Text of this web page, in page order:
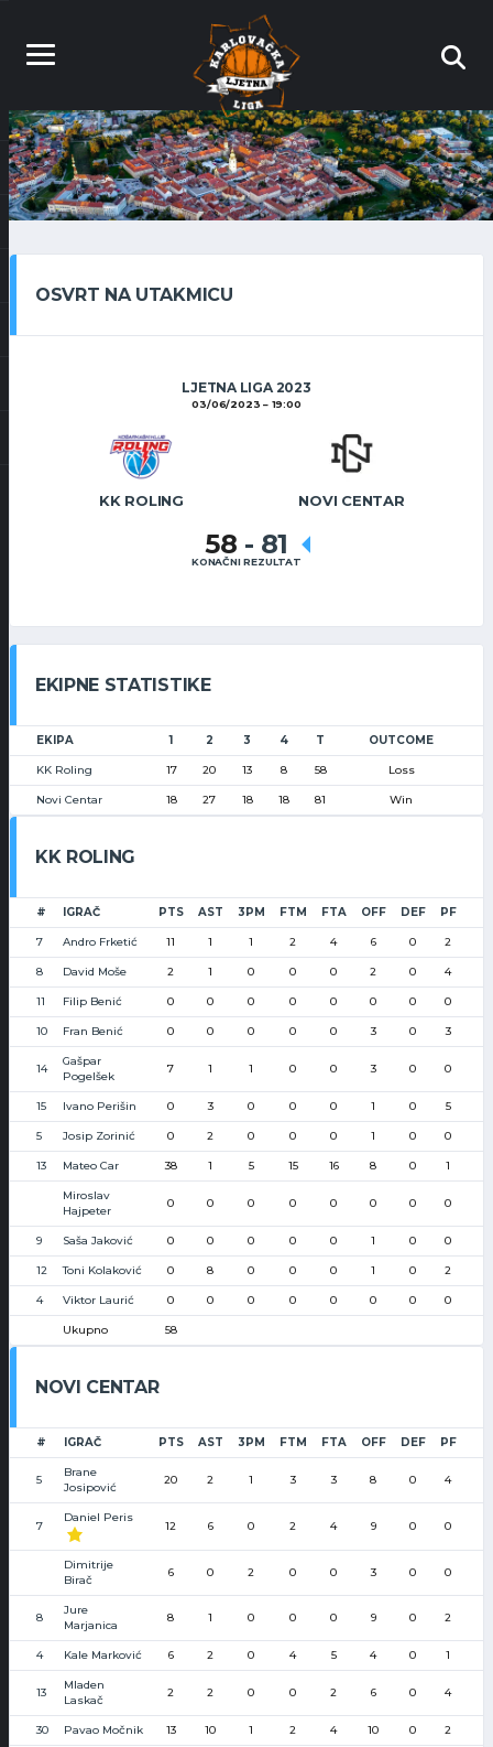
OSVRT NA UTAKMICU
LJETNA LIGA 2023
03/06/2023 19:00
KK ROLING NOVI CENTAR
58 - 81
KONAČNI REZULTAT
EKIPNE STATISTIKE
EKIPA 1 2 3 4 T OUTCOME
KK Roling 17 20 13 8 58 Loss
Novi Centar 18 27 18 18 81 Win
KK ROLING
# IGRAČ PTS AST 3PM FTM FTA OFF DEF PF
7 Andro Frketić 11 1 1 2 4 6 0 2
8 David Moše 2 1 0 0 0 2 0 4
11 Filip Benić 0 0 0 0 0 0 0 0
10 Fran Benić 0 0 0 0 0 3 0 3
14
Gašpar
Pogelšek
7 1 1 0 0 3 0 0
15 Ivano Perišin 0 3 0 0 0 1 0 5
5 Josip Zorinić 0 2 0 0 0 1 0 0
13 Mateo Car 38 1 5 15 16 8 0 1
Miroslav
Hajpeter
0 0 0 0 0 0 0 0
9 Saša Jaković 0 0 0 0 0 1 0 0
12 Toni Kolaković 0 8 0 0 0 1 0 2
4 Viktor Laurić 0 0 0 0 0 0 0 0
Ukupno 58
NOVI CENTAR
# IGRAČ PTS AST 3PM FTM FTA OFF DEF PF
5
Brane
Josipović
20 2 1 3 3 8 0 4
7
Daniel Peris
12 6 0 2 4 9 0 0
Dimitrije
Birač
6 0 2 0 0 3 0 0
8
Jure
Marjanica
8 1 0 0 0 9 0 2
4 Kale Marković 6 2 0 4 5 4 0 1
13
Mladen
Laskač
2 2 0 0 2 6 0 4
30 Pavao Močnik 13 10 1 2 4 10 0 2